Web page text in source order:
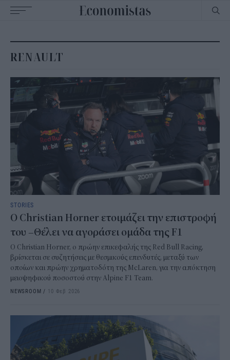
navigation
RENAULT
STORIES
Ο Christian Horner ετοιμάζει την επιστροφή
του –Θέλει να αγοράσει ομάδα της F1
Ο Christian Horner, ο πρώην επικεφαλής της Red Bull Racing,
βρίσκεται σε συζητήσεις με θεσμικούς επενδυτές, μεταξύ των
οποίων και πρώην χρηματοδότη της McLaren, για την απόκτηση
μειοψηφικού ποσοστού στην Alpine F1 Team.
NEWSROOM / 10 Φεβ 2026